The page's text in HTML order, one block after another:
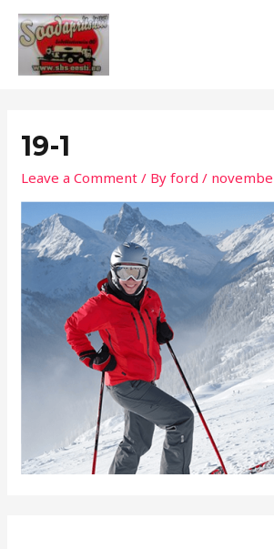
Skip
content
19-1
Leave a Comment / Byford/